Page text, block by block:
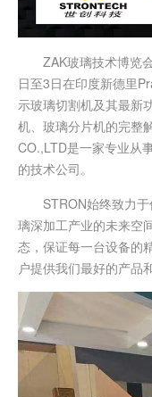
ZAK玻璃技术博览
日至3日在印度新德里
示玻璃切割机及其最新
机、玻璃分片机的完整
CO.,LTD是一家专业从
的技术公司。
STRON始终致力
璃深加工产业的未来空
态，保证每一台设备的
户提供我们最好的产品